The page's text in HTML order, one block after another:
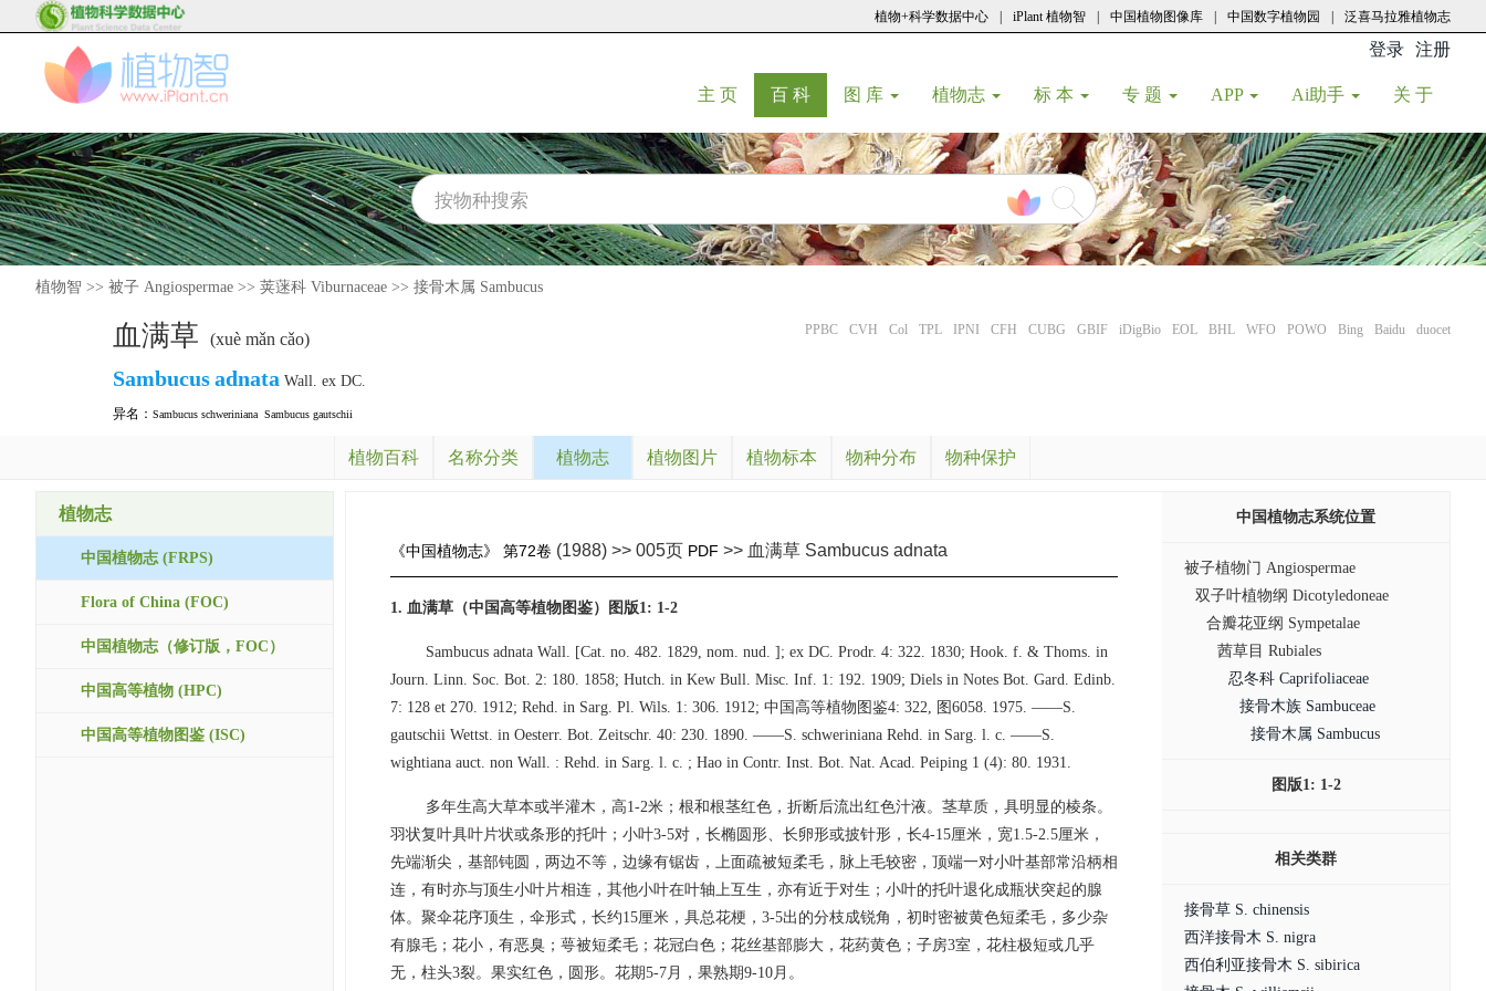
植物+科学数据中心 iPlant 植物智 中国植物图像库 中国数字植物园 泛喜马拉雅植物志
登录 注册
主 页(current)
百 科(current)
图 库 植物志 标 本 专 题 APP Ai助手 关 于
植物智 >> 被子 Angiospermae >> 荚蒾科 Viburnaceae >> 接骨木属 Sambucus
血满草 (xuè mǎn cǎo) PPBC CVH Col TPL IPNI CFH CUBG GBIF iDigBio EOL BHL WFO POWO Bing Baidu duocet
Sambucusadnata Wall. ex DC.
异名： Sambucus schweriniana Sambucus gautschii
植物百科 名称分类 植物志 植物图片 植物标本 物种分布 物种保护
植物志
中国植物志 (FRPS)
Flora of China (FOC)
中国植物志（修订版，FOC）
中国高等植物 (HPC)
中国高等植物图鉴 (ISC)
《中国植物志》 第72卷 (1988) >> 005页 PDF >> 血满草 Sambucus adnata
1. 血满草（中国高等植物图鉴）图版1: 1-2
Sambucus adnata Wall. [Cat. no. 482. 1829, nom. nud. ]; ex DC. Prodr. 4: 322. 1830; Hook. f. & Thoms. in
Journ. Linn. Soc. Bot. 2: 180. 1858; Hutch. in Kew Bull. Misc. Inf. 1: 192. 1909; Diels in Notes Bot. Gard. Edinb.
7: 128 et 270. 1912; Rehd. in Sarg. Pl. Wils. 1: 306. 1912; 中国高等植物图鉴4: 322, 图6058. 1975. ——S.
gautschii Wettst. in Oesterr. Bot. Zeitschr. 40: 230. 1890. ——S. schweriniana Rehd. in Sarg. l. c. ——S.
wightiana auct. non Wall. : Rehd. in Sarg. l. c. ; Hao in Contr. Inst. Bot. Nat. Acad. Peiping 1 (4): 80. 1931.
多年生高大草本或半灌木，高1-2米；根和根茎红色，折断后流出红色汁液。茎草质，具明显的棱条。
羽状复叶具叶片状或条形的托叶；小叶3-5对，长椭圆形、长卵形或披针形，长4-15厘米，宽1.5-2.5厘米，
先端渐尖，基部钝圆，两边不等，边缘有锯齿，上面疏被短柔毛，脉上毛较密，顶端一对小叶基部常沿柄相
连，有时亦与顶生小叶片相连，其他小叶在叶轴上互生，亦有近于对生；小叶的托叶退化成瓶状突起的腺
体。聚伞花序顶生，伞形式，长约15厘米，具总花梗，3-5出的分枝成锐角，初时密被黄色短柔毛，多少杂
有腺毛；花小，有恶臭；萼被短柔毛；花冠白色；花丝基部膨大，花药黄色；子房3室，花柱极短或几乎
无，柱头3裂。果实红色，圆形。花期5-7月，果熟期9-10月。
中国植物志系统位置
被子植物门 Angiospermae
双子叶植物纲 Dicotyledoneae
合瓣花亚纲 Sympetalae
茜草目 Rubiales
忍冬科 Caprifoliaceae
接骨木族 Sambuceae
接骨木属 Sambucus
图版1: 1-2
相关类群
接骨草 S. chinensis
西洋接骨木 S. nigra
西伯利亚接骨木 S. sibirica